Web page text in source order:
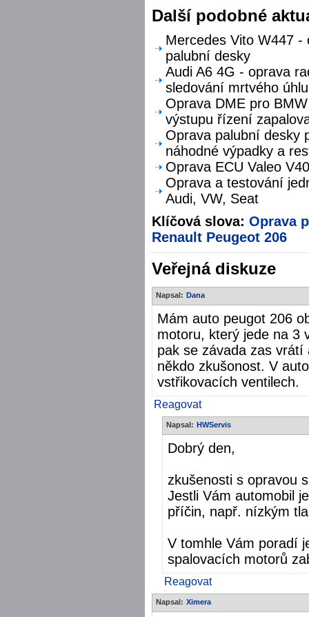
Další podobné
Mercedes Vito W447
palubní desky
Audi A6 4G - oprava
sledování mrtvého úhlu
Oprava DME pro
výstupu řízení
Oprava palubní desky
náhodné výpadky a
Oprava ECU Valeo
Oprava a testování
Audi, VW, Seat
Klíčová slova: Oprava
Renault Peugeot 206
Veřejná diskuze
Napsal: Dana
Mám auto peugot 206
motoru, který jede na 3
pak se závada zas
někdo zkušonost. V
vstřikovacích ventilech.
Reagovat
Napsal: HWServis
Dobrý den,
zkušenosti s opravou
Jestli Vám automobil
příčin, např. nízkým
V tomhle Vám poradí
spalovacích motorů
Reagovat
Napsal: Ximera